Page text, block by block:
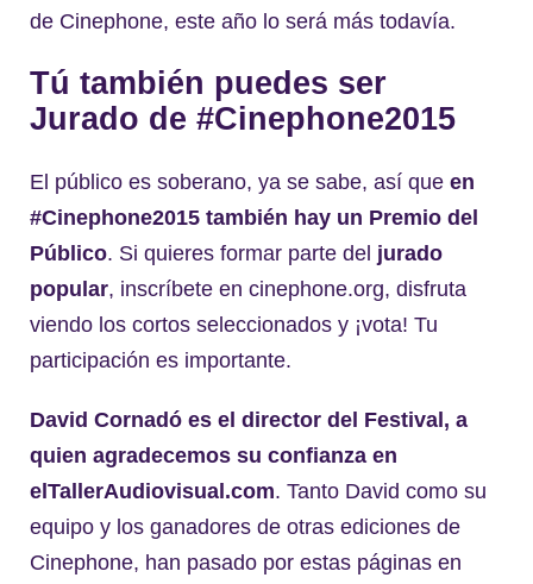
de Cinephone, este año lo será más todavía.
Tú también puedes ser
Jurado de #Cinephone2015
El público es soberano, ya se sabe, así que en
#Cinephone2015 también hay un Premio del
Público. Si quieres formar parte del jurado
popular, inscríbete en cinephone.org, disfruta
viendo los cortos seleccionados y ¡vota! Tu
participación es importante.
David Cornadó es el director del Festival, a
quien agradecemos su confianza en
elTallerAudiovisual.com. Tanto David como su
equipo y los ganadores de otras ediciones de
Cinephone, han pasado por estas páginas en